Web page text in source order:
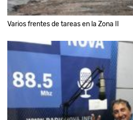
Varios frentes de tareas en la Zona II